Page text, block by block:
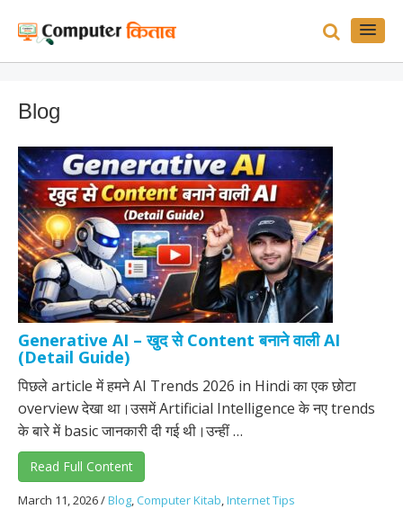
Blog
Generative AI – खुद से Content बनाने वाली AI
(Detail Guide)
पिछले article में हमने AI Trends 2026 in Hindi का एक छोटा
overview देखा था।उसमें Artificial Intelligence के नए trends
के बारे में basic जानकारी दी गई थी।उन्हीं …
Read Full Content
March 11, 2026/Blog, Computer Kitab,Internet Tips